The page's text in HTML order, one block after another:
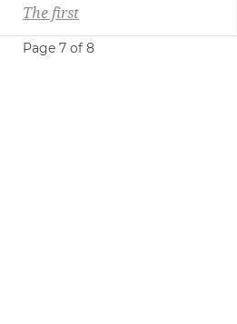
The first
Page 7 of 8